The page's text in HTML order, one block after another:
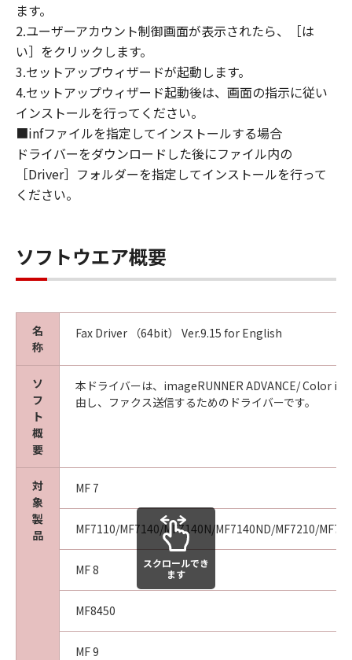
CONCERNING THE SOFTWARE OR ITS USE.
8. TERM
This Agreement is effective upon your
acceptance hereof by clicking the button
indicating your acceptance as stated below or
installing the SOFTWARE and remains in
effect until terminated. You may terminate
this Agreement by destroying the SOFTWARE
including any and all copies thereof.
This Agreement shall also terminate if you fail
Canon enforcing its respective legal rights,
you must then promptly destroy the
SOFTWARE including any and all copies
Sections 4, and 7 through 11 shall survive any
termination of this Agreement.
9. U.S. GOVERNMENT RESTRICTED RIGHTS
NOTICE
A "US Government End User" shall mean any
agency or entity of the government of the
United States. If you are a US Government
End User, the following shall apply: The
SOFTWARE is a "commercial item," as that
term is defined at 48 C.F.R. 2.101 (October
1995), consisting of "commercial computer
software" and "commercial computer
software documentation," as such terms are
used in 48 C.F.R. 12.212 (September 1995).
Consistent with 48 C.F.R. 12.212 and 48 C.F.R.
227.7202-1 through 227.7202-4 (June 1995),
all U.S. Government End Users shall acquire
the SOFTWARE with only those rights set
ます。
2.ユーザーアカウント制御画面が表示されたら、［は
い］をクリックします。
3.セットアップウィザードが起動します。
4.セットアップウィザード起動後は、画面の指示に従い
インストールを行ってください。
■infファイルを指定してインストールする場合
ドライバーをダウンロードした後にファイル内の
［Driver］フォルダーを指定してインストールを行って
ください。
ソフトウエア概要
名
称
Fax Driver （64bit） Ver.9.15 for English
ソ
フ
ト
概
要
本ドライバーは、imageRUNNER ADVANCE/ Color
由し、ファクス送信するためのドライバーです。
対
象
製
品
MF 7
MF7110/MF7140/MF7140N/MF7140ND/MF7210/
MF 8
MF8450
MF 9
スクロールでき
ます